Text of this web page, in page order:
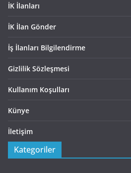
İK İlanları
İK İlan Gönder
İş İlanları Bilgilendirme
Gizlilik Sözleşmesi
Kullanım Koşulları
Künye
İletişim
Kategoriler